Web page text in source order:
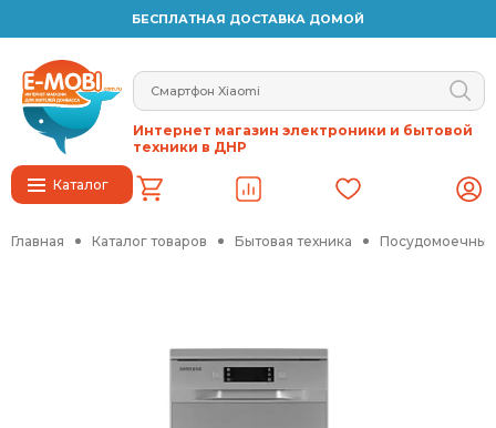
БЕСПЛАТНАЯ ДОСТАВКА ДОМОЙ
Каталог
Интернет магазин электроники и бытовой
техники в ДНР
Главная Каталог товаров Бытовая техника